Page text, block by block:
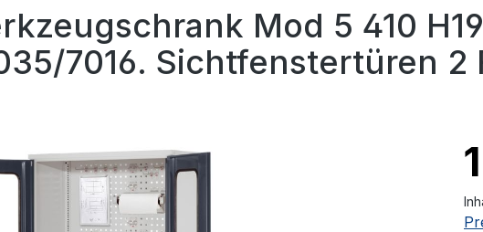
Mod 5 410
7016. Sichtfenstertüren 2